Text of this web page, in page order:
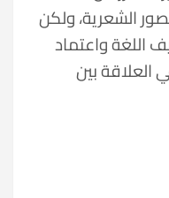
الشعرية، ولكن
اللغة واعتماد
العلاقة بين